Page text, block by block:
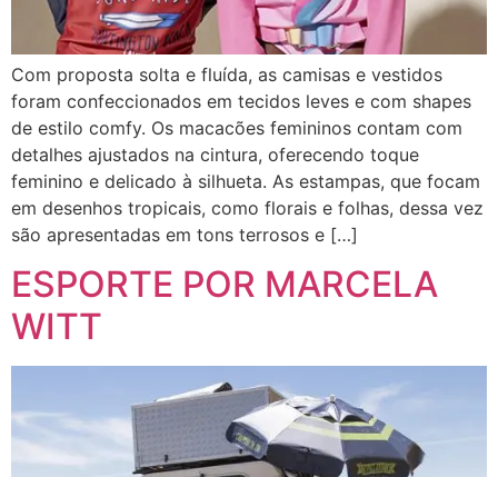
Com proposta solta e fluída, as camisas e vestidos
foram confeccionados em tecidos leves e com shapes
de estilo comfy. Os macacões femininos contam com
detalhes ajustados na cintura, oferecendo toque
feminino e delicado à silhueta. As estampas, que focam
em desenhos tropicais, como florais e folhas, dessa vez
são apresentadas em tons terrosos e […]
ESPORTE POR MARCELA
WITT